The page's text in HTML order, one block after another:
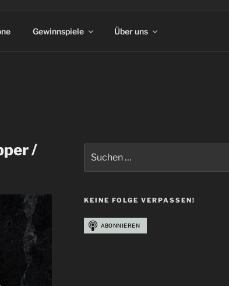
Gewinnspiele Über uns
/
nach:
KEINE FOLGE VERPASSEN!